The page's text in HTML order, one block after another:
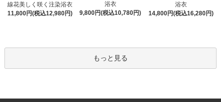
線花美しく咲く注染浴衣
11,800円(税込12,980円)
浴衣
9,800円(税込10,780円)
浴衣
14,800円(税込16,280円)
もっと見る